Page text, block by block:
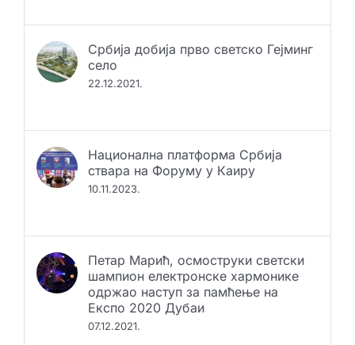
Србија добија прво светско Гејминг
село
22.12.2021.
Национална платформа Србија
ствара на Форуму у Каиру
10.11.2023.
Петар Марић, осмоструки светски
шампион електронске хармонике
одржао наступ за памћење на
Експо 2020 Дубаи
07.12.2021.